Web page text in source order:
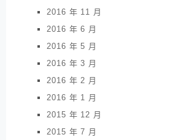
2016 年 11 月
2016 年 6 月
2016 年 5 月
2016 年 3 月
2016 年 2 月
2016 年 1 月
2015 年 12 月
2015 年 7 月